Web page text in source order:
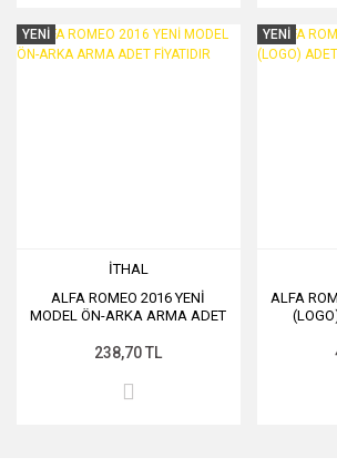
YENİ
İTHAL
ALFA ROMEO 2016 YENİ
MODEL ÖN-ARKA ARMA ADET
238,70 TL
YENİ
ALFA